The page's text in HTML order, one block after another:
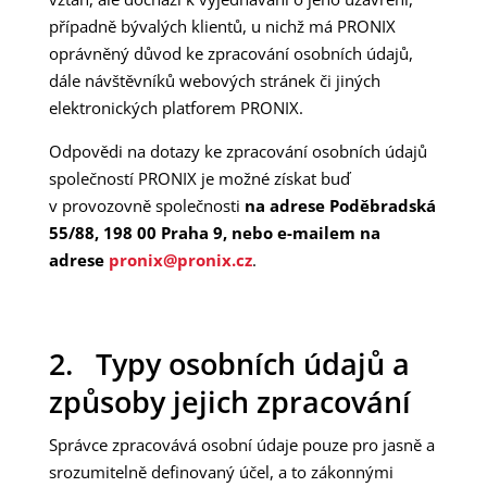
případně bývalých klientů, u nichž má PRONIX
oprávněný důvod ke zpracování osobních údajů,
dále návštěvníků webových stránek či jiných
elektronických platforem PRONIX.
Odpovědi na dotazy ke zpracování osobních údajů
společností PRONIX je možné získat buď
v provozovně společnosti na adrese Poděbradská
55/88, 198 00 Praha 9, nebo e-mailem na
adrese pronix@pronix.cz.
2. Typy osobních údajů a
způsoby jejich zpracování
Správce zpracovává osobní údaje pouze pro jasně a
srozumitelně definovaný účel, a to zákonnými